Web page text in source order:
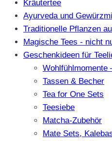
Kräutertee
Ayurveda und
Traditionelle Pflanzen
Magische Tees - nicht
Geschenkideen für
Wohlfühlmomente
Tassen & Becher
Tea for One Sets
Teesiebe
Matcha-Zubehör
Mate Sets,